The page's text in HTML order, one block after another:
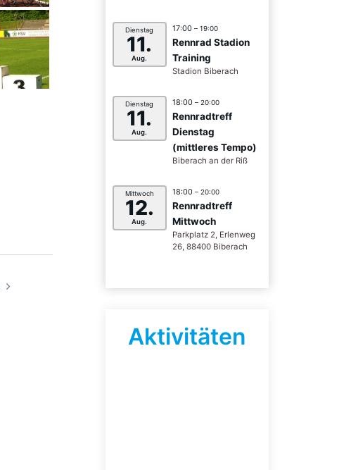
Dienstag
11.
Aug.
17:00 – 19:00
Rennrad Stadion
Training
Stadion Biberach
Dienstag
11.
Aug.
18:00 – 20:00
Rennradtreff
Dienstag
(mittleres Tempo)
Biberach an der Riß
Mittwoch
12.
Aug.
18:00 – 20:00
Rennradtreff
Mittwoch
Parkplatz 2, Erlenweg
26, 88400 Biberach
Aktivitäten